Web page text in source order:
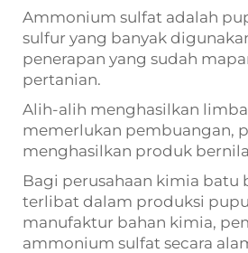
Ammonium sulfat adalah
sulfur yang banyak
penerapan yang sudah
pertanian.
Alih-alih menghasilkan
memerlukan pembuangan,
menghasilkan produk
Bagi perusahaan kimia batu
terlibat dalam produksi
manufaktur bahan kimia,
ammonium sulfat secara